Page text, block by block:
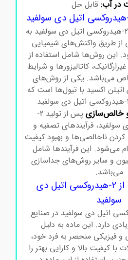
آب:قابل حل
2-هیدروکسی اتیل دی سولفید به
طریق واکنش‌های شیمیایی
روش‌ها شامل استفاده از
کاتالیزورها و شرایط
می‌باشد. یکی از روش‌های
اکسید با تیول‌ها است که
به تشکیل 2-هیدروکسی اتیل دی سولفید
پس از تولید 2-
فرآیندهای تصفیه و
ناخالصی‌ها و بهبود کیفیت
این فرآیندها شامل
و سایر روش‌های جداسازی
می‌باشد.
مزایای استفاده از 2-هیدروکسی اتیل دی
سولفید
اتیل دی سولفید در صنایع
دارد. این ماده به دلیل
فیزیکی منحصر به فرد خود،
کیفیت بالا و کارایی بهتر را